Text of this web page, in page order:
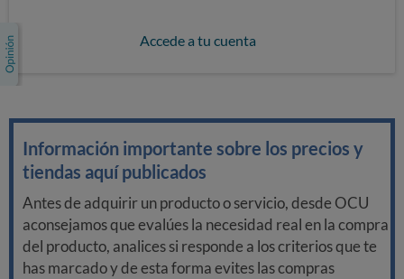
Accede a tu cuenta
Información importante sobre los precios y
tiendas aquí publicados
Antes de adquirir un producto o servicio, desde OCU
aconsejamos que evalúes la necesidad real en la compra
del producto, analices si responde a los criterios que te
has marcado y de esta forma evites las compras